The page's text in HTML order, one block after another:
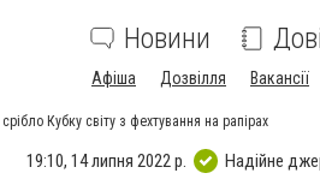
Новини
Афіша Дозвілля Вакансії
Кубку світу з фехтування на рапірах
19:10, 14 липня 2022 р. Надійне